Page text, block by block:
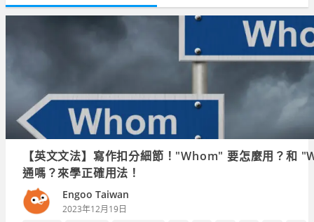
【英文文法】寫作扣分細節！"Whom" 要怎麼用？和
通嗎？來學正確用法！
Engoo Taiwan
2023年12月19日